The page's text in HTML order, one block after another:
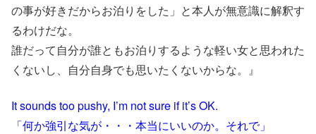
の事が好きだからお泊りをした」と本人が無意識に解釈す
るわけだな。
誰だって自分が誰ともお泊りするような軽い女と思われた
くないし、自分自身でも思いたくないからな。』
It sounds too pushy, I’m not sure if it’s OK.
「何か強引な気が・・・本当にいいのか。それで」